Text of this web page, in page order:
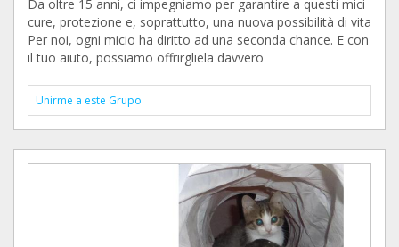
Da oltre 15 anni, ci impegniamo per garantire a questi mici
cure, protezione e, soprattutto, una nuova possibilità di vita
Per noi, ogni micio ha diritto ad una seconda chance. E con
il tuo aiuto, possiamo offrirgliela davvero
Unirme a este Grupo